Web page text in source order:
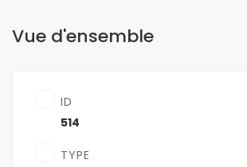
Vue d'ensemble
ID
514
TYPE